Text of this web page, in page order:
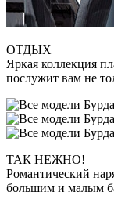
ОТДЫХ
Яркая коллекция
послужит вам не
ТАК НЕЖНО!
Романтический
большим и малым